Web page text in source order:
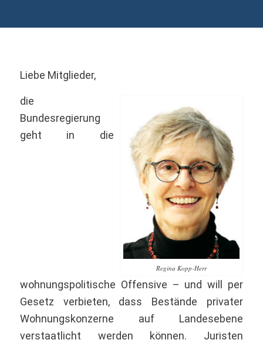
Liebe Mitglieder,
Regina Kopp-Herr
die
Bundesregierung
geht in die
wohnungspolitische Offensive – und will per
Gesetz verbieten, dass Bestände privater
Wohnungskonzerne auf Landesebene
verstaatlicht werden können. Juristen